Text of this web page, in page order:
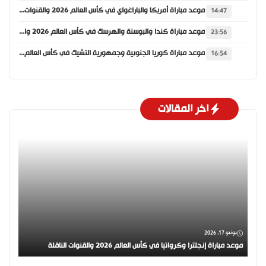
14:47 موعد مباراة أمريكا والباراغواي في كأس العالم 2026 والقنوات الناقلة
23:56 موعد مباراة كندا والبوسنة والهرسك في كأس العالم 2026 والقنوات الناقلة
16:54 موعد مباراة كوريا الجنوبية وجمهورية التشيك في كأس العالم 2026 والقنوات الناقلة
اخر المقالات
يونيو 17, 2026
موعد مباراة إنجلترا وكرواتيا في كأس العالم 2026 والقنوات الناقلة